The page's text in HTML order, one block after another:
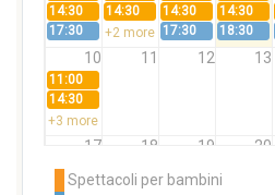
14:30
14:30 14:30 14:30
17:30
+2 more 17:30 18:30
10 11 12 13
11:00
14:30
+3 more
17 18 19 20
11:00
14:30
14:30 14:30 14:30
Spettacoli per bambini